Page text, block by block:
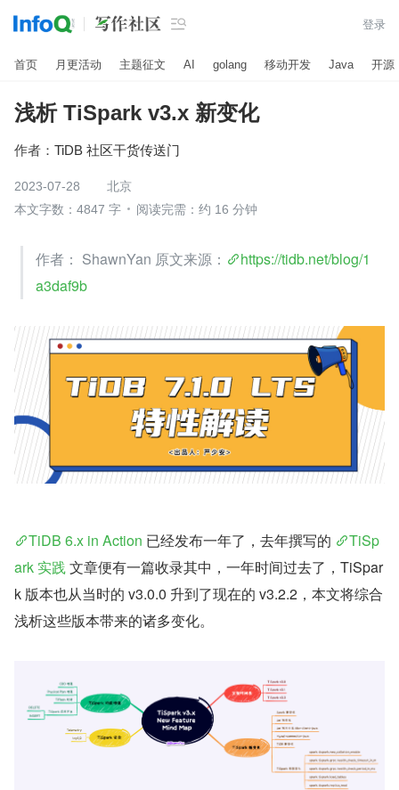
 登录
首页 月更活动 主题征文 AI golang 移动开发 Java 开源
浅析 TiSpark v3.x 新变化
作者： TiDB 社区干货传送门
2023-07-28
北京
本文字数：4847 字
阅读完需：约 16 分钟
作者： ShawnYan 原文来源：
https://tidb.net/blog/1
a3daf9b
TiDB 6.x in Action 已经发布一年了，去年撰写的
TiSp
ark 实践 文章便有一篇收录其中，一年时间过去了，TiSpar
k 版本也从当时的 v3.0.0 升到了现在的 v3.2.2，本文将综合
浅析这些版本带来的诸多变化。